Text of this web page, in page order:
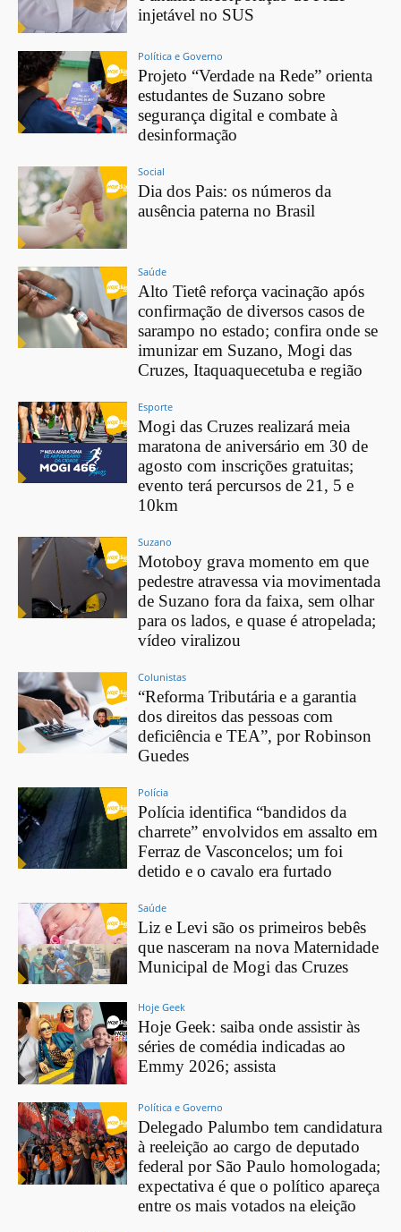
injetável no SUS
Política e Governo
Projeto “Verdade na Rede” orienta
estudantes de Suzano sobre
segurança digital e combate à
desinformação
Social
Dia dos Pais: os números da
ausência paterna no Brasil
Saúde
Alto Tietê reforça vacinação após
confirmação de diversos casos de
sarampo no estado; confira onde se
imunizar em Suzano, Mogi das
Cruzes, Itaquaquecetuba e região
Esporte
Mogi das Cruzes realizará meia
maratona de aniversário em 30 de
agosto com inscrições gratuitas;
evento terá percursos de 21, 5 e
10km
Suzano
Motoboy grava momento em que
pedestre atravessa via movimentada
de Suzano fora da faixa, sem olhar
para os lados, e quase é atropelada;
vídeo viralizou
Colunistas
“Reforma Tributária e a garantia
dos direitos das pessoas com
deficiência e TEA”, por Robinson
Guedes
Polícia
Polícia identifica “bandidos da
charrete” envolvidos em assalto em
Ferraz de Vasconcelos; um foi
detido e o cavalo era furtado
Saúde
Liz e Levi são os primeiros bebês
que nasceram na nova Maternidade
Municipal de Mogi das Cruzes
Hoje Geek
Hoje Geek: saiba onde assistir às
séries de comédia indicadas ao
Emmy 2026; assista
Política e Governo
Delegado Palumbo tem candidatura
à reeleição ao cargo de deputado
federal por São Paulo homologada;
expectativa é que o político apareça
entre os mais votados na eleição